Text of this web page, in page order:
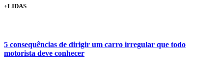
+LIDAS
5 consequências de dirigir um carro irregular que todo
motorista deve conhecer